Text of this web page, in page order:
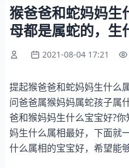
猴爸爸和蛇妈妈生
母都是属蛇的，生
2021-08-04 17:21
提起猴爸爸和蛇妈妈生什么
问爸爸属猴妈妈属蛇孩子属
爸和猴妈妈生什么宝宝好?
妈生什么属相最好，下面就
什么属相的宝宝好，希望能